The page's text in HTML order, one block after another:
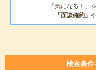
「気になる！」
「面談確約」 や
検索条